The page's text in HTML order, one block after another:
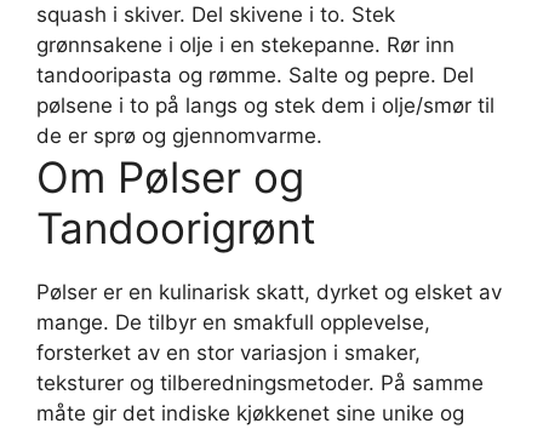
squash i skiver. Del skivene i to. Stek
grønnsakene i olje i en stekepanne. Rør inn
tandooripasta og rømme. Salte og pepre. Del
pølsene i to på langs og stek dem i olje/smør til
de er sprø og gjennomvarme.
Om Pølser og
Tandoorigrønt
Pølser er en kulinarisk skatt, dyrket og elsket av
mange. De tilbyr en smakfull opplevelse,
forsterket av en stor variasjon i smaker,
teksturer og tilberedningsmetoder. På samme
måte gir det indiske kjøkkenet sine unike og